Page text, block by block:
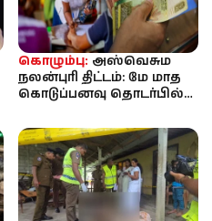
கொழும்பு: அஸ்வெசும
நலன்புரி திட்டம்: மே மாத
கொடுப்பனவு தொடர்பில்